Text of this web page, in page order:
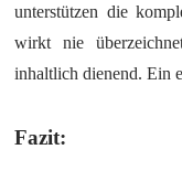
unterstützen die
wirkt nie
inhaltlich dienend. Ein
Fazit: